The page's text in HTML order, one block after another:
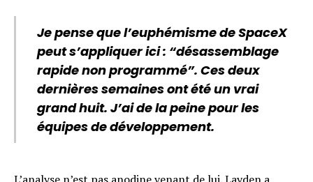
Je pense que l’euphémisme de SpaceX
peut s’appliquer ici : “désassemblage
rapide non programmé”. Ces deux
dernières semaines ont été un vrai
grand huit. J’ai de la peine pour les
équipes de développement.